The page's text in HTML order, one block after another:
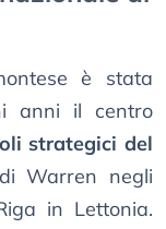
è stata
anni il centro
strategici del
Warren negli
in Lettonia.